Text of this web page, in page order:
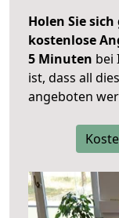
Holen Sie
kostenlose
5 Minuten bei
ist, dass all
angeboten